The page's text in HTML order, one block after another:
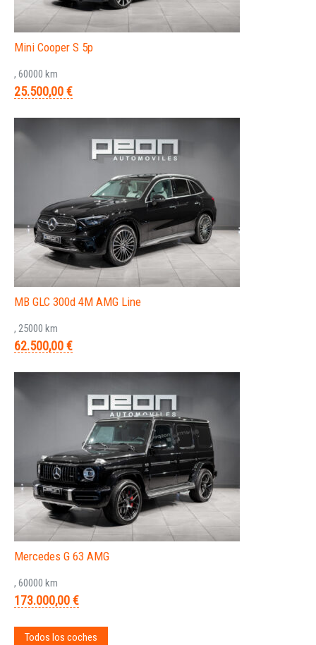
Mini Cooper S 5p
, 60000 km
25.500,00 €
MB GLC 300d 4M AMG Line
, 25000 km
62.500,00 €
Mercedes G 63 AMG
, 60000 km
173.000,00 €
Todos los coches